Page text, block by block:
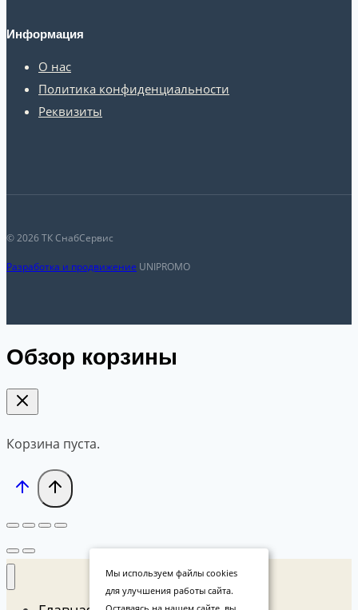
Информация
О нас
Политика конфиденциальности
Реквизиты
© 2026 ТК СнабСервис
Разработка и продвижение UNIPROMO
Обзор корзины
Корзина пуста.
Мы используем файлы cookies
для улучшения работы сайта.